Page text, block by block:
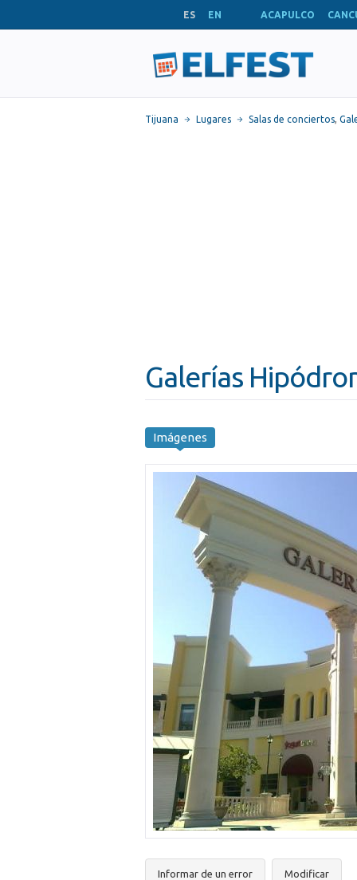
ES EN ACAPULCO
Tijuana Lugares Salas de conciertos,
Galerías
Imágenes
Informar de un error Modificar